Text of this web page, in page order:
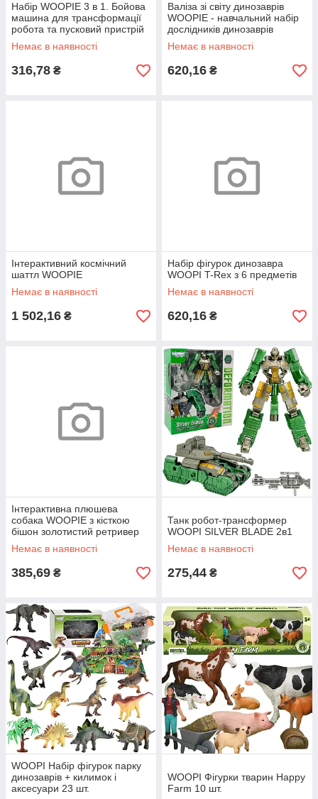
Набір WOOPIE 3 в 1. Бойова
машина для трансформації
робота та пусковий пристрій
для дротиків, зелений
Немає в наявності
316,78 ₴
Валіза зі світу динозаврів
WOOPIE - навчальний набір
дослідників динозаврів
Немає в наявності
620,16 ₴
Інтерактивний космічний
шаттл WOOPIE
Немає в наявності
1 502,16 ₴
Набір фігурок динозавра
WOOPI T-Rex з 6 предметів
Немає в наявності
620,16 ₴
Інтерактивна плюшева
собака WOOPIE з кісткою
бішон золотистий ретривер
Немає в наявності
385,69 ₴
Танк робот-трансформер
WOOPI SILVER BLADE 2в1
Немає в наявності
275,44 ₴
WOOPI Набір фігурок парку
динозаврів + килимок і
аксесуари 23 шт.
WOOPI Фігурки тварин Happy
Farm 10 шт.